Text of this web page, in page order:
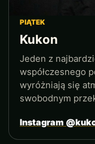
PIĄTEK
Kukon
Jeden z
współczesnego
wyróżniają się
swobodnym
Instagram